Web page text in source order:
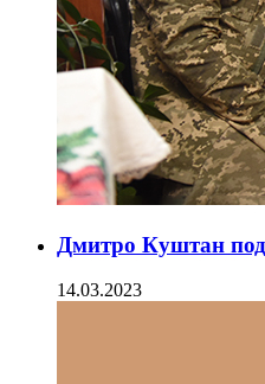
Дмитро Куштан
14.03.2023